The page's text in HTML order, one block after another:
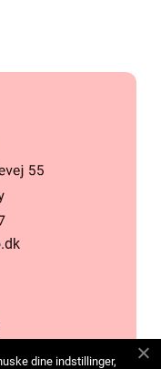
dine indstillinger,